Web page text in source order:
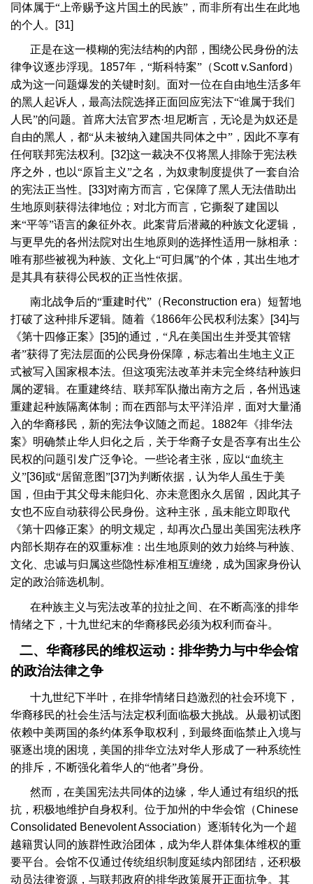
同体属于“上帝赐予这片国土的民族”，而非所有出生在此地
的个人。
[31]
正是在这一模糊的宪法结构的内部，围绕公民身份的法
律争议逐步浮现。 1857年，“斯科特案”（Scott v.Sanford ）
成为这一问题爆发的关键时刻。面对一位在自由地生活多年
的黑人起诉人，最高法院选择正面回应宪法下“谁属于我们
人民”的问题。首席大法官罗杰·坦尼断言，无论是为奴还是
自由的黑人，都“从未被纳入建国共同体之中”，因此不享有
任何联邦宪法权利。
[32]这一裁决不仅将黑人排除于宪法秩
序之外，也以“原旨主义”之名，为奴隶制度提供了一套自洽
的宪法正当性。
[33]对南方而言，它保障了黑人无法借助出
生地原则获得法律地位；对北方而言，它撕裂了建国以
来“平等”语言的象征外衣。此案背后潜藏的种族文化逻辑，
与更早先的各州法院对出生地原则的选择性适用一脉相承：
唯有那些被视为种族、文化上“可归属”的个体，其出生地才
是其具有获得公民权的正当性依据。
南北战争后的“重建时代”（ Reconstruction era）短暂地
打破了这种排斥逻辑。随着《1866年公民权利法案》 [34]与
《第十四修正案》
[35]的通过，“凡在美国出生并受其管辖
者”获得了宪法层面的公民身份保障，标志着出生地主义正
式被写入国家根本法。但这项宪法改革并未完全终结种族归
属的逻辑。在重建终结、联邦军队撤出南方之后，各州迅速
重建起种族隔离体制；而在西部与太平洋沿岸，面对大量涌
入的华裔移民，新的宪法争议随之而起。 1882年《排华法
案》明确禁止华人归化之后，关于华裔子女是否享有出生公
民权的问题引发广泛争论。一些论者主张，应以“血统主
义”[36]或“居留意图”[37]为判断依据，认为华人虽生于美
国，但由于其父母未能归化、亦未意图永久居留，因此其子
女也不应自动获得公民身份。这种主张，虽未能立即取代
《第十四修正案》的明文规定，却再次凸显出美国宪法秩序
内部长期存在的双重标准：出生地原则的效力始终与种族、
文化、忠诚与归属这些隐性标准相互缠绕，成为国家身份认
定的政治筛选机制。
在种族主义与宪法改革的拉扯之间、在不断高涨的排华
情绪之下，十九世纪末的华裔移民必须为权利而奋斗。
二、华裔移民的维权运动：排华势力与中华会馆
的政治法律之争
十九世纪下半叶，在排华情绪日趋激烈的社会环境下，
华裔移民的社会生活与法定权利面临极大挑战。从最初试图
依赖中美两国的条约体系争取权利，到最终面临禁止入境与
驱逐出境的困境，美国的排华立法对华人形成了一种系统性
的排斥，不断强化着华人的“他者”身份。
然而，在美国宪法共同体的边缘，华人通过有组织的抵
抗，积极地维护自身权利。位于加州的中华会馆（Chinese
Consolidated Benevolent Association）逐渐转化为一个超
越籍贯认同的族群性政治团体，成为华人群体集体维权的重
要平台。会馆不仅通过传统组织制度延续内部团结，还积极
动员法律资源，与联邦政府的排华政策展开正面抗争。其